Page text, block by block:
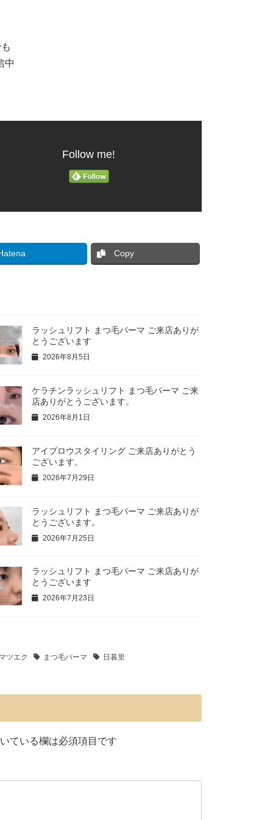
中
Follow me!
Copy
ラッシュリフト まつ毛パーマ ご来店ありが
とうございます
2026年8月5日
ケラチンラッシュリフト まつ毛パーマ ご来
店ありがとうございます。
2026年8月1日
アイブロウスタイリング ご来店ありがとう
ございます。
2026年7月29日
ラッシュリフト まつ毛パーマ ご来店ありが
とうございます。
2026年7月25日
ラッシュリフト まつ毛パーマ ご来店ありが
とうございます
2026年7月23日
マツエク まつ毛パーマ 日暮里
ている欄は必須項目です